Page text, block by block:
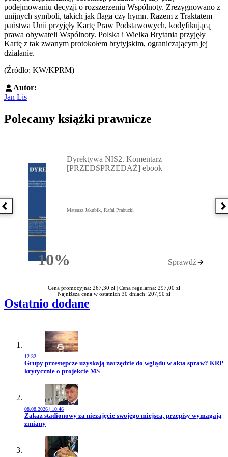
podejmowaniu decyzji o rozszerzeniu Wspólnoty. Zrezygnowano z
unijnych symboli, takich jak flaga czy hymn. Razem z Traktatem
państwa Unii przyjęły Kartę Praw Podstawowych, kodyfikującą
prawa obywateli Wspólnoty. Polska i Wielka Brytania przyjęły
Kartę z tak zwanym protokołem brytyjskim, ograniczającym jej
działanie.
(Źródło: KW/KPRM)
Autor:
Jan Lis
Polecamy książki prawnicze
Poprzednia książka
10%Rabatu
Dyrektywa NIS2. Komentarz
[PRZEDSPRZEDAŻ] ebook
Mateusz Jakubik, Rafał Prabucki
Sprawdź
Cena promocyjna: 267,30 zł | Cena regularna: 297,00 zł
Najniższa cena w ostatnich 30 dniach: 207,90 zł
Ostatnio dodane
12:32
Przejdź do artykułu:
Grupy przestępcze uzyskają narzędzie do wglądu w akta spraw? KRP
krytycznie o projekcie MS
08.08.2026 | 10:46
Przejdź do artykułu:
Zakaz stadionowy za niezajęcie swojego miejsca, przepisy wymagają
zmiany